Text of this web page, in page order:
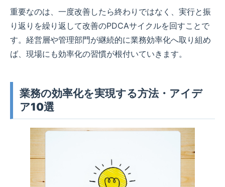
重要なのは、一度改善したら終わりではなく、実行と振
り返りを繰り返して改善のPDCAサイクルを回すことで
す。経営層や管理部門が継続的に業務効率化へ取り組め
ば、現場にも効率化の習慣が根付いていきます。
業務の効率化を実現する方法・アイデ
ア10選